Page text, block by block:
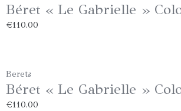
Béret « Le Gabrielle »
€110.00
Berets
Béret « Le Gabrielle »
€110.00